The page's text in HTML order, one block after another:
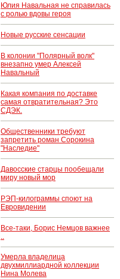
Юлия Навальная не справилась
с ролью вдовы героя
Новые русские сенсации
В колонии "Полярный волк"
внезапно умер Алексей
Навальный
Какая компания по доставке
самая отвратительная? Это
СДЭК.
Общественники требуют
запретить роман Сорокина
"Наследие"
Давосские старцы пообещали
миру новый мор
РЭП-килограммы споют на
Евровидении
Все-таки, Борис Немцов важнее
Умерла владелица
двухмиллиардной коллекции
Нина Молева